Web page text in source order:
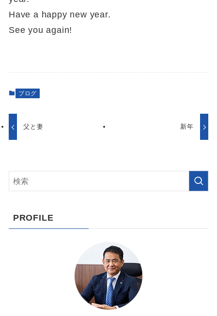
Have a happy new year.
See you again!
ブログ
父と妻 新年
PROFILE